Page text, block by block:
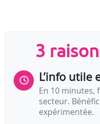
à 12 %.
04/07/2022, a
3
L’info utile
En 10 minutes,
secteur.
expérimentée.